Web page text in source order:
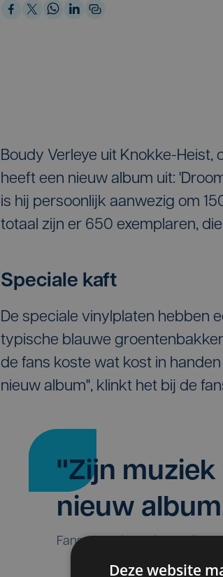
Boudy Verleye uit Knokke-
heeft een nieuw album uit:
is hij persoonlijk aanwezig om
totaal zijn er 650 exemplaren,
Speciale kaft
De speciale vinylplaten hebben
typische blauwe
de fans koste wat kost in
nieuw album", klinkt het bij de
"Zijn
nieuw
Fans van Brihang in Kortrijk
Deze website